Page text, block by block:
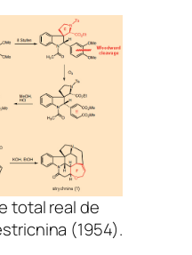
total real de
(1954).